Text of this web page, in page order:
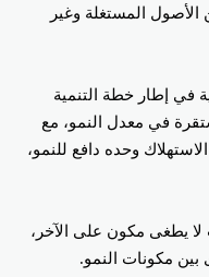
الأصول المستغلة وغير
في إطار خطة التنمية
موضحة أن هناك زيادة مستقرة في معدل النمو، مع
مؤكدة على أنه لا ينبغي أن يكون الاستهلاك وحده دافع للنمو،
بحيث لا يطغى مكون على الآخر،